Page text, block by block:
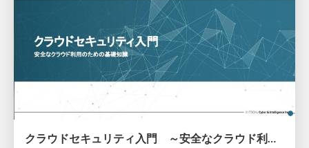
クラウドセキュリティ入門 ～安全なクラウド利用のための基礎知識～